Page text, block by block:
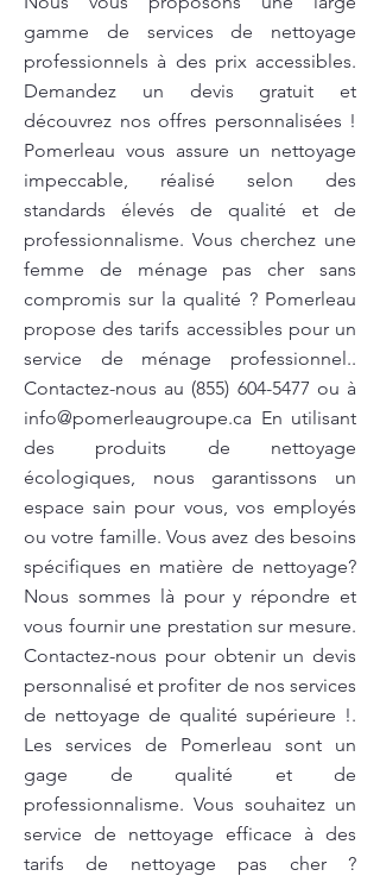
gamme de services de nettoyage
professionnels à des prix accessibles.
Demandez un devis gratuit et
découvrez nos offres personnalisées !
Pomerleau vous assure un nettoyage
impeccable, réalisé selon des
standards élevés de qualité et de
professionnalisme. Vous cherchez une
femme de ménage pas cher sans
compromis sur la qualité ? Pomerleau
propose des tarifs accessibles pour un
service de ménage professionnel..
Contactez-nous au (855) 604-5477 ou à
info@pomerleaugroupe.ca En utilisant
des produits de nettoyage
écologiques, nous garantissons un
espace sain pour vous, vos employés
ou votre famille. Vous avez des besoins
spécifiques en matière de nettoyage?
Nous sommes là pour y répondre et
vous fournir une prestation sur mesure.
Contactez-nous pour obtenir un devis
personnalisé et profiter de nos services
de nettoyage de qualité supérieure !.
Les services de Pomerleau sont un
gage de qualité et de
professionnalisme. Vous souhaitez un
service de nettoyage efficace à des
tarifs de nettoyage pas cher ?